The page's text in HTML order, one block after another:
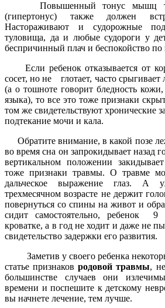
Повышенный тонус мышц
(гипертонус) также должен
Настораживают и судорожные
туловища, да и любые судороги у
беспричинный плач и беспокойство по
Если ребенок отказывается от
сосет, но не глотает, часто
(а о тошноте говорит бледность
языка), то все это тоже признаки
том же свидетельствуют хронические
подтекание мочи и кала.
Обратите внимание, в какой позе
во время сна он запрокидывает назад
вертикальном положении
тоже признаки травмы. О травме
дальческое выражение глаз. А
трехмесячном возрасте не дер­жит
повер­нуться со спины на живот и
сидит самостоятельно, ребенок 9
кроватке, а в год не ходит и даже не
свидетельство задержки его развития.
Заметив у своего ребенка
статье признаков родовой травмы,
большинстве случа­ев они
времени и поспешите к детско­му
вы начнете лечение, тем лучше.